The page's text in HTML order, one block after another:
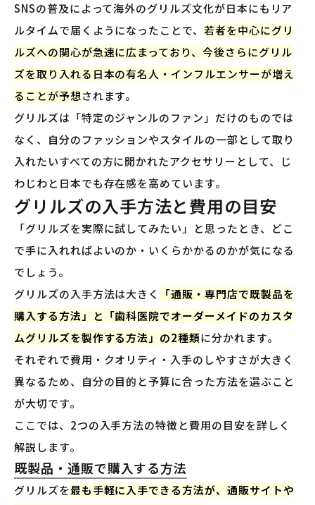
SNSの普及によって海外のグリルズ文化が日本にもリア
ルタイムで届くようになったことで、 若者を中心にグリ
ルズへの関心が急速に広まっており、今後さらにグリル
ズを取り入れる日本の有名人・インフルエンサーが増え
ることが予想されます。
グリルズは「特定のジャンルのファン」だけのものでは
なく、自分のファッションやスタイルの一部として取り
入れたいすべての方に開かれたアクセサリーとして、じ
わじわと日本でも存在感を高めています。
グリルズの入手方法と費用の目安
「グリルズを実際に試してみたい」と思ったとき、どこ
で手に入れればよいのか・いくらかかるのかが気になる
でしょう。
グリルズの入手方法は大きく
「通販・専門店で既製品を
購入する方法」と「歯科医院でオーダーメイドのカスタ
ムグリルズを製作する方法」の2種類に分かれます。
それぞれで費用・クオリティ・入手のしやすさが大きく
異なるため、自分の目的と予算に合った方法を選ぶこと
が大切です。
ここでは、2つの入手方法の特徴と費用の目安を詳しく
解説します。
既製品・通販で購入する方法
グリルズを最も手軽に入手できる方法が、通販サイトや